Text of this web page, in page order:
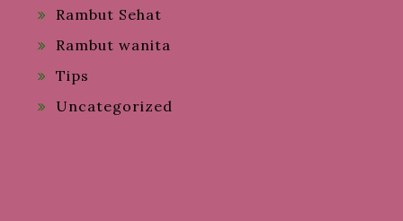
Rambut Sehat
Rambut wanita
Tips
Uncategorized